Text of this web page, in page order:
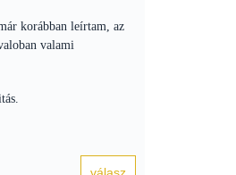
korábban leírtam, az
valami